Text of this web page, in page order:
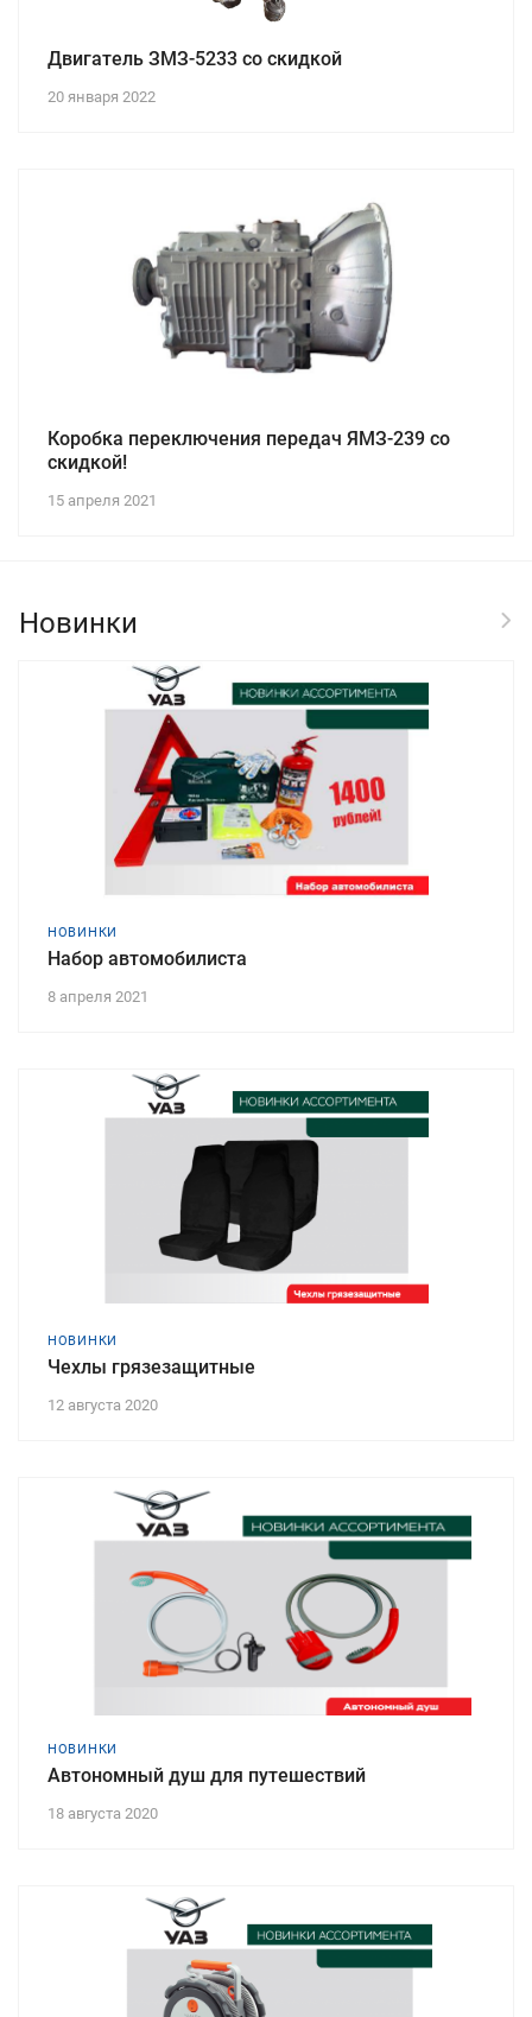
20 января 2022
Двигатель ЗМЗ-5233 со скидкой
15 апреля 2021
Коробка переключения передач ЯМЗ-239 со
скидкой!
Новинки
8 апреля 2021
НОВИНКИ
Набор автомобилиста
12 августа 2020
НОВИНКИ
Чехлы грязезащитные
18 августа 2020
НОВИНКИ
Автономный душ для путешествий